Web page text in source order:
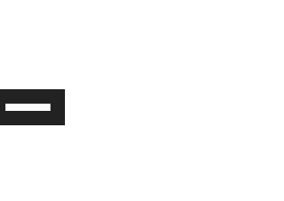
Pfeiltasten
Hoch/Runter